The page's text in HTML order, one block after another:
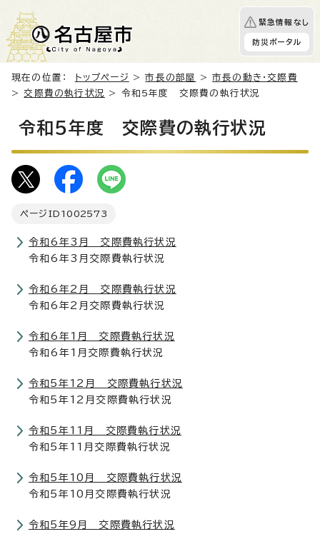
緊急情報なし
防災ポータル
現在の位置： トップページ >市長の部屋 >市長の動き・交際費
>交際費の執行状況 > 令和5年度 交際費の執行状況
令和5年度 交際費の執行状況
ページID 1002573
令和6年3月 交際費執行状況
令和6年3月交際費執行状況
令和6年2月 交際費執行状況
令和6年2月交際費執行状況
令和6年1月 交際費執行状況
令和6年1月交際費執行状況
令和5年12月 交際費執行状況
令和5年12月交際費執行状況
令和5年11月 交際費執行状況
令和5年11月交際費執行状況
令和5年10月 交際費執行状況
令和5年10月交際費執行状況
令和5年9月 交際費執行状況